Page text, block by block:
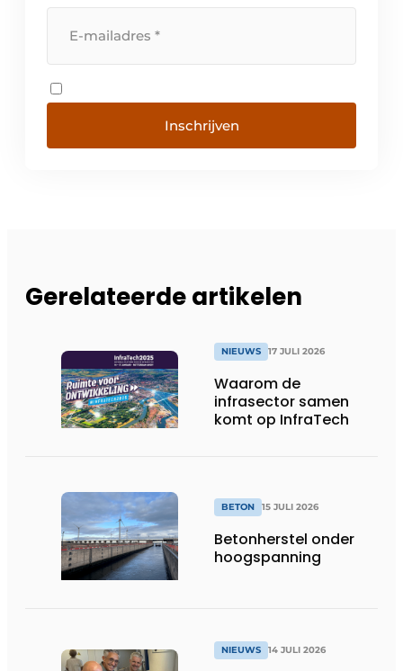
Inschrijven
Gerelateerde artikelen
NIEUWS 17 JULI 2026
Waarom de
infrasector samen
komt op InfraTech
BETON 15 JULI 2026
Betonherstel onder
hoogspanning
NIEUWS 14 JULI 2026